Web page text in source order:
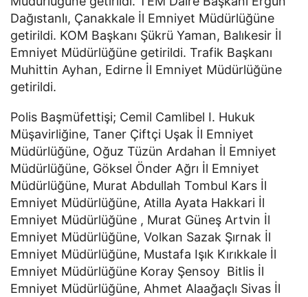
Dağıstanlı, Çanakkale İl Emniyet Müdürlüğüne
getirildi. KOM Başkanı Şükrü Yaman, Balıkesir İl
Emniyet Müdürlüğüne getirildi. Trafik Başkanı
Muhittin Ayhan, Edirne İl Emniyet Müdürlüğüne
getirildi.
Polis Başmüfettişi; Cemil Camlibel I. Hukuk
Müşavirliğine, Taner Çiftçi Uşak İl Emniyet
Müdürlüğüne, Oğuz Tüzün Ardahan İl Emniyet
Müdürlüğüne, Göksel Önder Ağrı İl Emniyet
Müdürlüğüne, Murat Abdullah Tombul Kars İl
Emniyet Müdürlüğüne, Atilla Ayata Hakkari İl
Emniyet Müdürlüğüne , Murat Güneş Artvin İl
Emniyet Müdürlüğüne, Volkan Sazak Şırnak İl
Emniyet Müdürlüğüne, Mustafa Işık Kırıkkale İl
Emniyet Müdürlüğüne Koray Şensoy Bitlis İl
Emniyet Müdürlüğüne, Ahmet Alaağaçlı Sivas İl